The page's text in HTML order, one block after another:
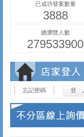
已成功發案數量
3888
總瀏覽人數
279533900
忘記密碼